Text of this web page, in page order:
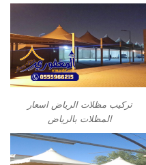
تركيب مظلات الرياض اسعار
المظلات بالرياض